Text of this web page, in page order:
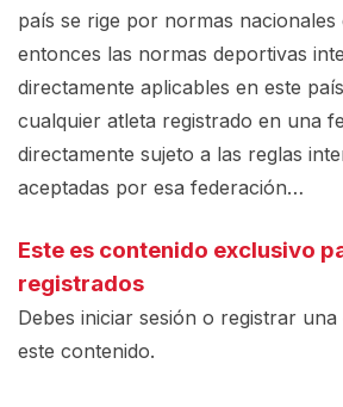
país se rige por normas nacionales
entonces las normas deportivas
directamente aplicables en este
cualquier atleta registrado en una
directamente sujeto a las reglas
aceptadas por esa federación…
Este es contenido exclusivo
registrados
Debes iniciar sesión o registrar una
este contenido.